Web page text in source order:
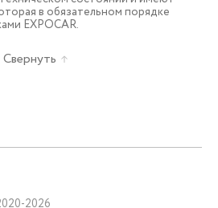
в обязательном порядке
EXPOCAR.
Свернуть
2026